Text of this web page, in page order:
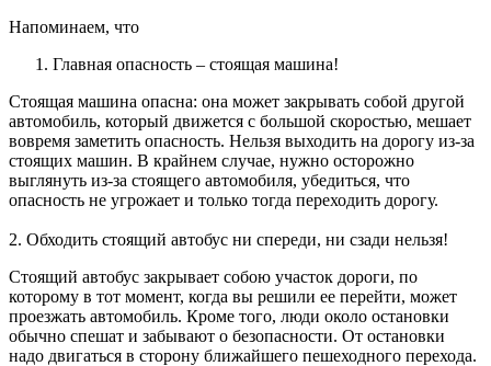
Напоминаем, что
Главная опасность – стоящая машина!
Стоящая машина опасна: она может закрывать собой другой
автомобиль, который движется с большой скоростью, мешает
вовремя заметить опасность. Нельзя выходить на дорогу из-за
стоящих машин. В крайнем случае, нужно осторожно
выглянуть из-за стоящего автомобиля, убедиться, что
опасность не угрожает и только тогда переходить дорогу.
2. Обходить стоящий автобус ни спереди, ни сзади нельзя!
Стоящий автобус закрывает собою участок дороги, по
которому в тот момент, когда вы решили ее перейти, может
проезжать автомобиль. Кроме того, люди около остановки
обычно спешат и забывают о безопасности. От остановки
надо двигаться в сторону ближайшего пешеходного перехода.